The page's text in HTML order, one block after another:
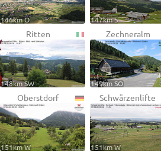
146km O 147km S
Ritten
148km SW
Zechneralm
149km SO
Oberstdorf
151km W
Schwärzenlifte
151km W